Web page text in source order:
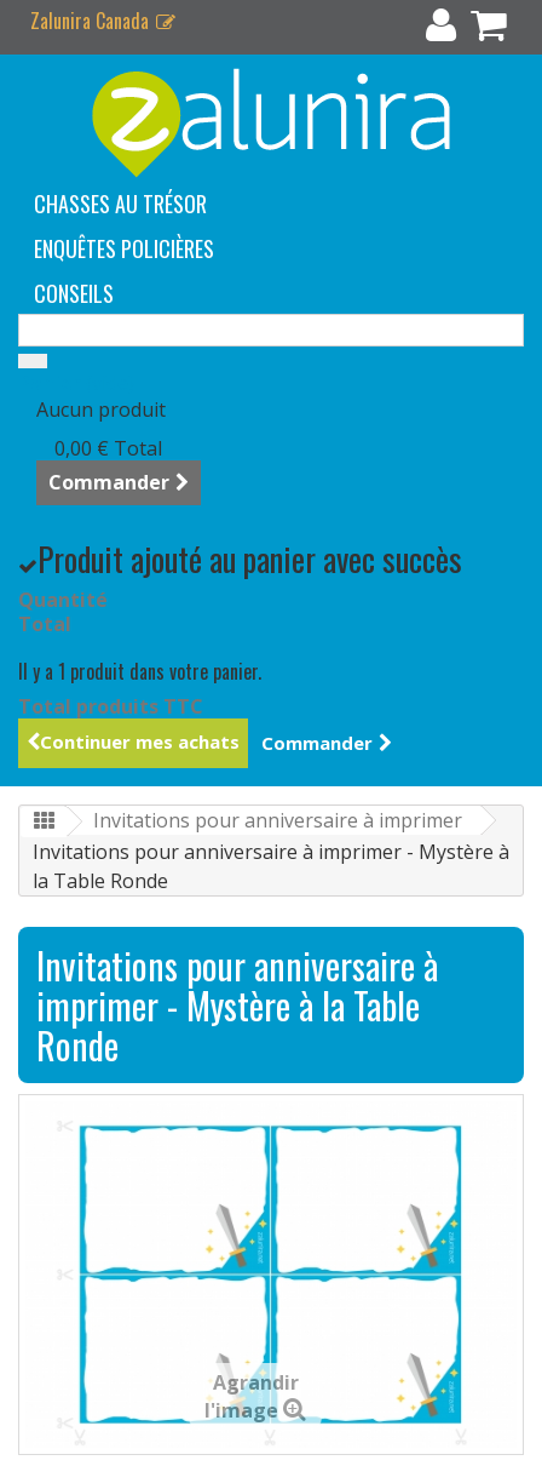
Zalunira Canada
CHASSES AU TRÉSOR
ENQUÊTES POLICIÈRES
CONSEILS
Aucun produit
0,00 € Total
Commander
Produit ajouté au panier avec succès
Quantité
Total
Il y a 1 produit dans votre panier.
Total produits TTC
Continuer mes achats Commander
Invitations pour anniversaire à imprimer
Invitations pour anniversaire à imprimer - Mystère à
la Table Ronde
Invitations pour anniversaire à
imprimer - Mystère à la Table
Ronde
Agrandir
l'image